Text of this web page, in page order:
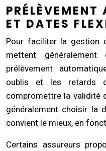
ET DATES
Pour faciliter la gestion
mettent
prélèvement
oublis et les retards
compromettre la validité
généralement choisir la
convient le mieux, en
Certains assureurs